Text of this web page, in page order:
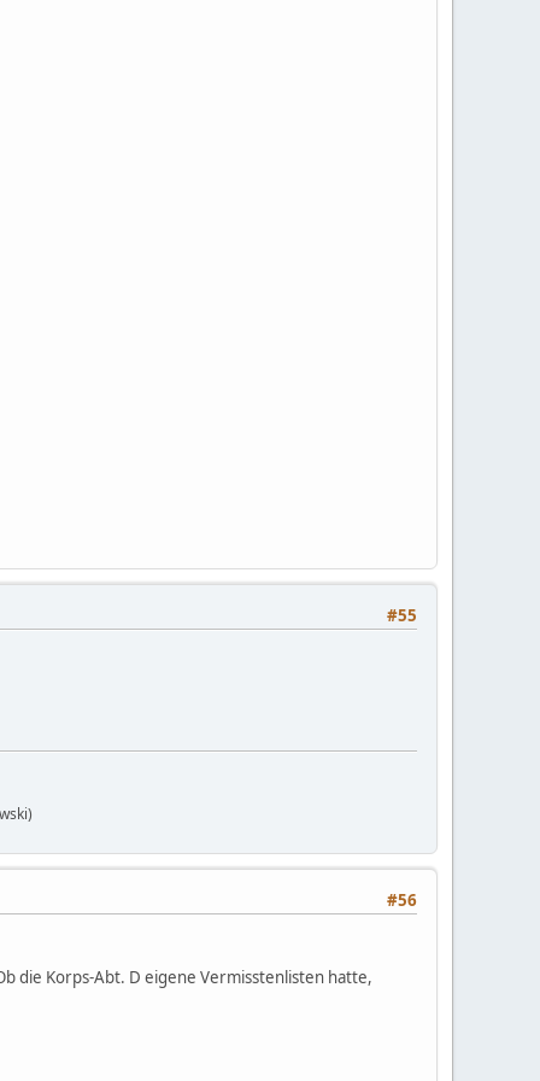
#55
#56
die Korps-Abt. D eigene Vermisstenlisten hatte,